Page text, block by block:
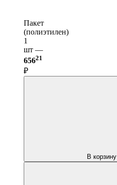
Пакет
(полиэтилен)
1
шт —
65621
₽
В корзину